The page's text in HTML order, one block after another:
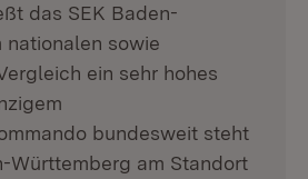
das SEK Baden-
sowie
ein sehr hohes
bundesweit steht
Württemberg am Standort